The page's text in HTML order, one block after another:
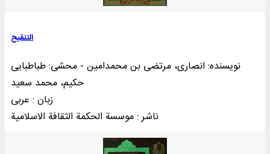
التنقیح
نویسنده: انصاری، مرتضی بن محمدامین - محشی: طباطبایی
حکیم، محمد سعید
زبان : عربی
ناشر : موسسة الحکمة الثقافة الاسلامية